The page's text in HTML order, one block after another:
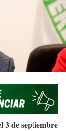
3 de septiembre